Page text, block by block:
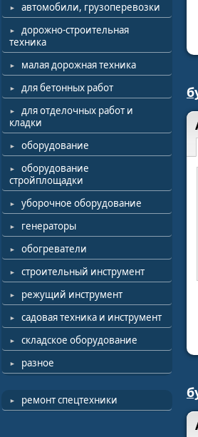
автомобили, грузоперевозки
дорожно-строительная
техника
малая дорожная техника
для бетонных работ
для отделочных работ и
кладки
оборудование
оборудование
стройплощадки
уборочное оборудование
генераторы
обогреватели
строительный инструмент
режущий инструмент
садовая техника и инструмент
складское оборудование
разное
ремонт спецтехники